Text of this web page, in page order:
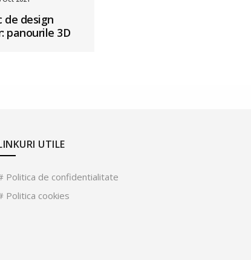
de design
panourile 3D
UTILE
Politica de confidentialitate
Politica cookies